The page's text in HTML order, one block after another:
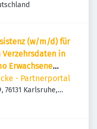
(w/m/d) für
in
Erwachsene
- Partnerportal
Karlsruhe,